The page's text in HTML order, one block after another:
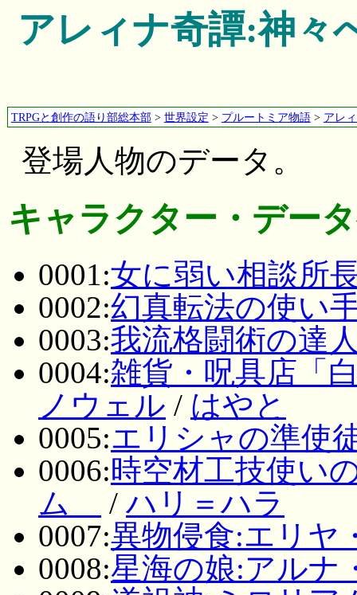
アレィナ奇譚:神々
TRPGと創作の語り部総本部> 世界設定 > プルートミア物語> アレ
登場人物のデータ。
キャラクター・デー
0001:女に弱い相談所
0002:幻真転法の使い
0003:我流格闘術の達
0004:雑貨・呪具店「
ノウェル / はやと
0005:エリシャの準使
0006:時空材工技使い
ム
/ハリ＝ハラ
0007:異物侵食:エリヤ
0008:星海の娘:アルナ